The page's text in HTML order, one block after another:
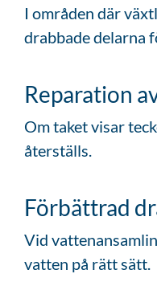
I områden där
drabbade delarna
Reparation
Om taket visar
återställs.
Förbättrad
Vid
vatten på rätt sätt.